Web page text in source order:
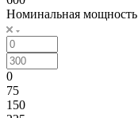
Номинальная мощность
0
75
150